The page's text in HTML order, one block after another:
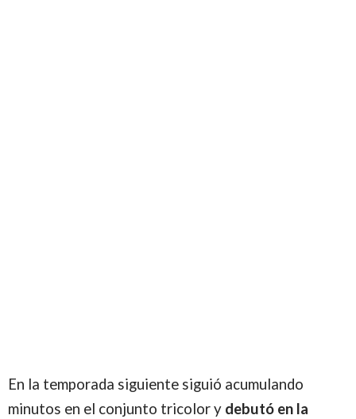
En la temporada siguiente siguió acumulando
minutos en el conjunto tricolor y debutó en la